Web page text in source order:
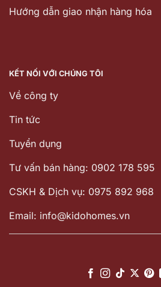
Hướng dẫn giao nhận hàng hóa
KẾT NỐI VỚI CHÚNG TÔI
Về công ty
Tin tức
Tuyển dụng
Tư vấn bán hàng: 0902 178 595
CSKH & Dịch vụ: 0975 892 968
Email: info@kidohomes.vn